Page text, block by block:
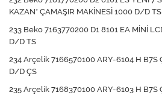
KAZAN* ÇAMAŞIR MAKİNESİ 1000 D/D TS
233 Beko 7163770200 D1 8101 EA MİNİ
D/D TS
234 Arçelik 7166570100 ARY-6104 H B7S
D/D ÇS
235 Arçelik 7168370100 ARY-6103 H B7S